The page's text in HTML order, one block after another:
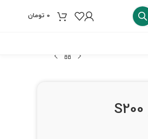
0 تومان